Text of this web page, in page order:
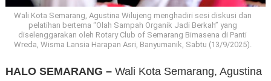
Wali Kota Semarang, Agustina Wilujeng menghadiri sesi diskusi dan
pelatihan bertema “Olah Sampah Organik Jadi Berkah” yang
diselenggarakan oleh Rotary Club of Semarang Bimasena di Panti
Wreda, Wisma Lansia Harapan Asri, Banyumanik, Sabtu (13/9/2025).
HALO SEMARANG – Wali Kota Semarang, Agustina